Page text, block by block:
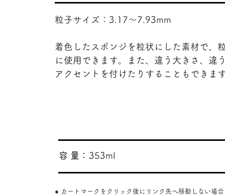
粒子サイズ：3.17〜7.93mm
着色したスポンジを粒状にした素材で、
に使用できます。また、違う大きさ、違
アクセントを付けたりすることもできま
353ml
​容 量：
● カートマークをクリック後にリンク先へ移動しない場